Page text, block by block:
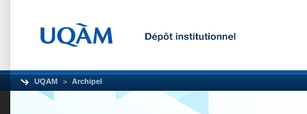
UQAM Archipel